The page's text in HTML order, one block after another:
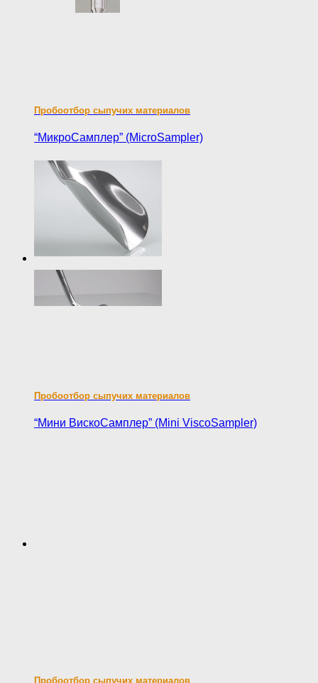
Пробоотбор сыпучих материалов
“МикроСамплер” (MicroSampler)
Пробоотбор сыпучих материалов
“Мини ВискоСамплер” (Mini ViscoSampler)
Пробоотбор сыпучих материалов